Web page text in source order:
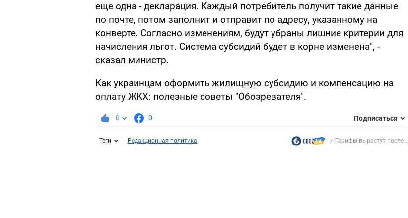
еще одна - декларация. Каждый потребитель получит такие данные
по почте, потом заполнит и отправит по адресу, указанному на
конверте. Согласно изменениям, будут убраны лишние критерии для
начисления льгот. Система субсидий будет в корне изменена", -
сказал министр.
Как украинцам оформить жилищную субсидию и компенсацию на
оплату ЖКХ: полезные советы "Обозревателя".
0 0 Подписаться
Теги Редакционная политика Тарифы вырастут после...